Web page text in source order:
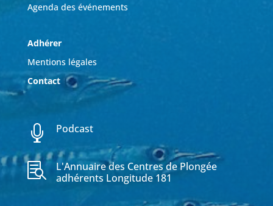
Agenda des événements
Adhérer
Mentions légales
Contact
 Podcast

L'Annuaire des Centres de Plongée
adhérents Longitude 181